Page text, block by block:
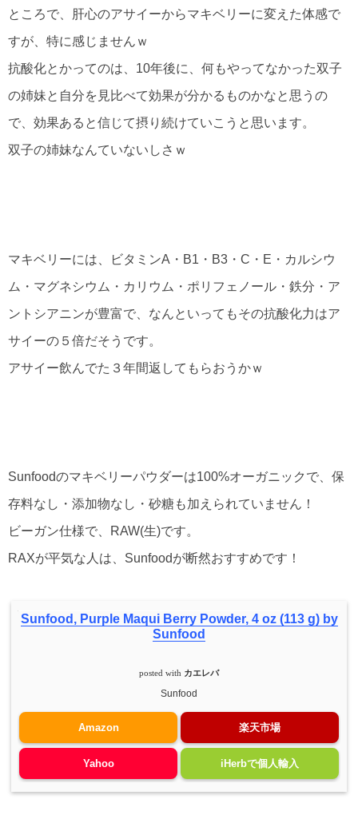
ところで、肝心のアサイーからマキベリーに変えた体感で
すが、特に感じませんｗ
抗酸化とかってのは、10年後に、何もやってなかった双子
の姉妹と自分を見比べて効果が分かるものかなと思うの
で、効果あると信じて摂り続けていこうと思います。
双子の姉妹なんていないしさｗ
マキベリーには、ビタミンA・B1・B3・C・E・カルシウ
ム・マグネシウム・カリウム・ポリフェノール・鉄分・ア
ントシアニンが豊富で、なんといってもその抗酸化力はア
サイーの５倍だそうです。
アサイー飲んでた３年間返してもらおうかｗ
Sunfoodのマキベリーパウダーは100%オーガニックで、保
存料なし・添加物なし・砂糖も加えられていません！
ビーガン仕様で、RAW(生)です。
RAXが平気な人は、Sunfoodが断然おすすめです！
Sunfood, Purple Maqui Berry Powder, 4 oz (113 g) by
Sunfood
posted with カエレバ
Sunfood
Amazon 楽天市場
Yahoo iHerbで個人輸入